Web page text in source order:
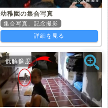
幼稚園の集合写真
集合写真、記念撮影
詳細を見る
低解像度